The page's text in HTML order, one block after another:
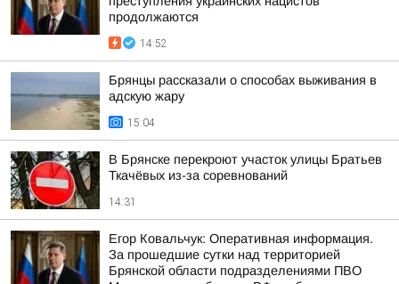
продолжаются
14:52
Брянцы рассказали о способах выживания в
адскую жару
15:04
В Брянске перекроют участок улицы Братьев
Ткачёвых из-за соревнований
14:31
Егор Ковальчук: Оперативная информация.
За прошедшие сутки над территорией
Брянской области подразделениями ПВО